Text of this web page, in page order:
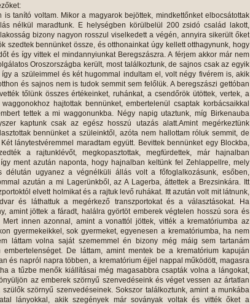
tanító voltam. Mikor a magyarok bejöttek, mindkettőnket elbocsátottak
nélkül maradtunk. E helységben körülbelül 200 zsidó család lakott,
bizony nagyon rosszul viselkedett a végén, annyira sikerült őket
szedtek bennünket össze, és otthonainkat úgy kellett otthagynunk, hogy
és így vittek el mindannyiunkat Beregszászra. A férjem akkor már nem
Oroszországba került, most találkoztunk, de sajnos csak az egyik
a szüleimmel és két hugommal indultam el, volt négy fivérem is, akik
és sajnos nem is tudok semmit sem felőlük. A beregszászi gettóban
tőlünk összes értékeinket, ruhánkat, a csendőrök ütöttek, vertek, a
hajtottak bennünket, embertelenül csaptak korbácsaikkal
tettek a mi waggonunkba. Négy napig utaztunk, míg Birkenauba
kaptunk csak az egész hosszú utazás alatt.Amint megérkeztünk
bennünket a szüleinktől, azóta nem hallottam róluk semmit, de
lánytestvéremmel maradtam együtt. Bevittek bennünket egy Blockba,
a rajtunklévőt, megkopasztottak, megfürdettek, már hajnalban
ment azután naponta, hogy hajnalban keltünk fel Zehlappellre, mely
délután ugyanez a végnélküli állás volt a főfoglalkozásunk, esőben,
azután a mi Lagerünkből, az A Lagerba, áttettek a Brezsinkára. Itt
elvett holmikat és a rajtuk levő ruhákat. Itt azután volt mit látnunk,
és láthattuk a megérkező transzportokat és a választásokat. Ha
amint jöttek a fáradt, halálra györtöt emberek végtelen hosszú sora és
innen azonnal, amint a vonattól jöttek, vitték a krematóriumba az
gyermekeikkel, sok gyermeket, egyenesen a krematóriumba, ha nem
láttam volna saját szememmel én bizony még máig sem tartanám
De láttam, amint mentek be a krematórium kapuján
és napról napra többen, a krematórium éjjel nappal működött, magasra
a tűzbe menők kiállításai még magasabbra csapták volna a lángokat,
az emberek szörnyű szenvedéseink és véget vessen az ártatlan
szörnyű szenvedéseinek. Sokszor találkoztunk, amint a munkába
lányokkal, akik szegények már soványak voltak és vitték őket a